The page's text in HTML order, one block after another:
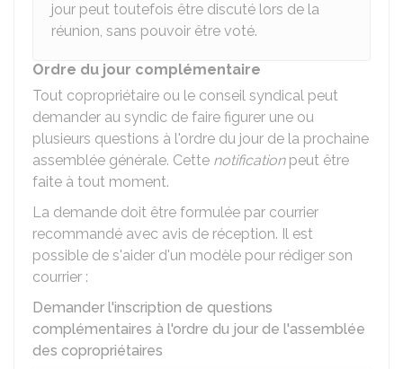
jour peut toutefois être discuté lors de la
réunion, sans pouvoir être voté.
Ordre du jour complémentaire
Tout copropriétaire ou le conseil syndical peut
demander au syndic de faire figurer une ou
plusieurs questions à l'ordre du jour de la prochaine
assemblée générale. Cette notificationpeut être
faite à tout moment.
La demande doit être formulée par courrier
recommandé avec avis de réception. Il est
possible de s'aider d'un modèle pour rédiger son
courrier :
Demander l'inscription de questions
complémentaires à l'ordre du jour de l'assemblée
des copropriétaires